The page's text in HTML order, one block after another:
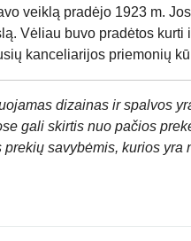
veiklą pradėjo 1923 m.
Vėliau buvo pradėtos
kanceliarijos priemonių
dizainas ir spalvos
gali skirtis nuo pačios
savybėmis, kurios yra